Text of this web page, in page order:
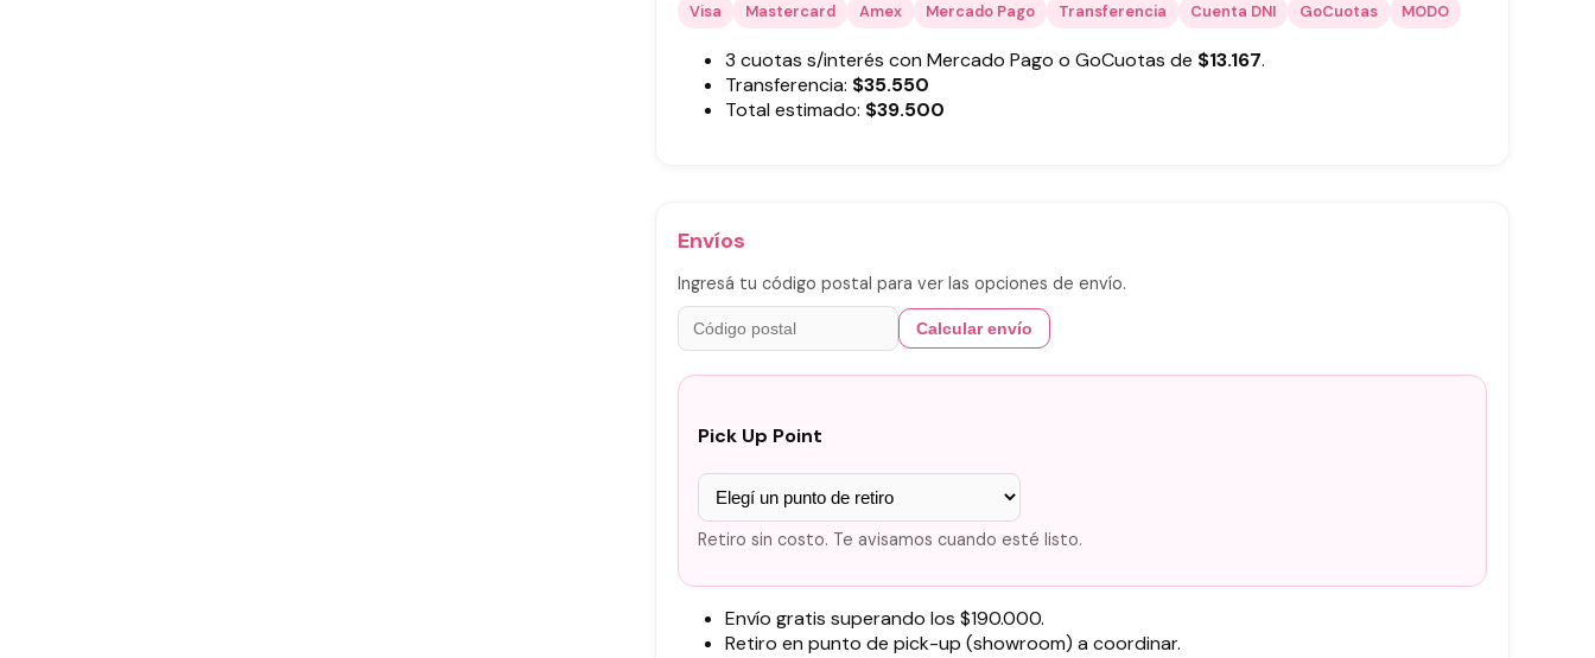
Visa Mastercard Amex Mercado Pago Transferencia Cuenta DNI GoCuotas MODO
3 cuotas s/interés con Mercado Pago o GoCuotas de $13.167.
Transferencia: $35.550
Total estimado: $39.500
Envíos
Ingresá tu código postal para ver las opciones de envío.
Calcular envío
Pick Up Point
Retiro sin costo. Te avisamos cuando esté listo.
Envío gratis superando los $190.000.
Retiro en punto de pick-up (showroom) a coordinar.